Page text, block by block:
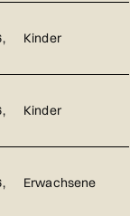
Kinder
Kinder
Erwachsene